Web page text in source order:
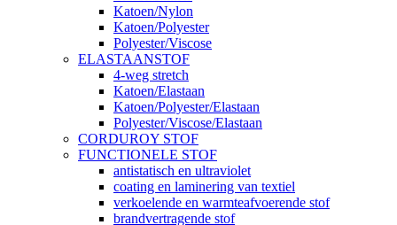
Katoen/Nylon
Katoen/Polyester
Polyester/Viscose
ELASTAANSTOF
4-weg stretch
Katoen/Elastaan
Katoen/Polyester/Elastaan
Polyester/Viscose/Elastaan
CORDUROY STOF
FUNCTIONELE STOF
antistatisch en ultraviolet
coating en laminering van textiel
verkoelende en warmteafvoerende stof
brandvertragende stof